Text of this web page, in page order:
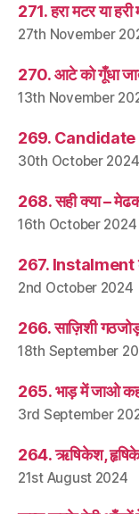
271. हरा मटर या
27th November
270. आटे को गूँधा
13th November
269. Candidate =
30th October 2024
268. सही क्या –
16th October 2024
267. Instalment
2nd October 2024
266. साज़िशी
18th September
265. भाड़ में जाओ
3rd September
264. ऋषिकेश,
21st August 2024